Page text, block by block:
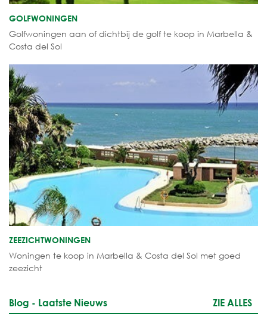
GOLFWONINGEN
Golfwoningen aan of dichtbij de golf te koop in Marbella &
Costa del Sol
ZEEZICHTWONINGEN
Woningen te koop in Marbella & Costa del Sol met goed
zeezicht
Blog - Laatste Nieuws ZIE ALLES